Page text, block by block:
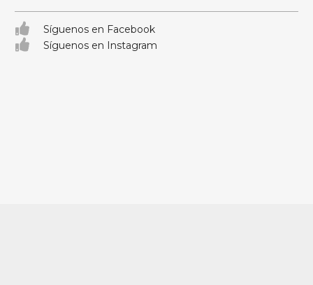
Síguenos en Facebook
Síguenos en Instagram